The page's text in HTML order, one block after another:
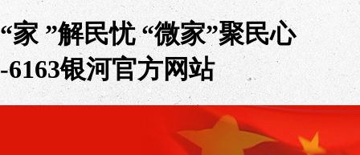
“家 ”解民忧 “微家”聚民心
-6163银河官方网站